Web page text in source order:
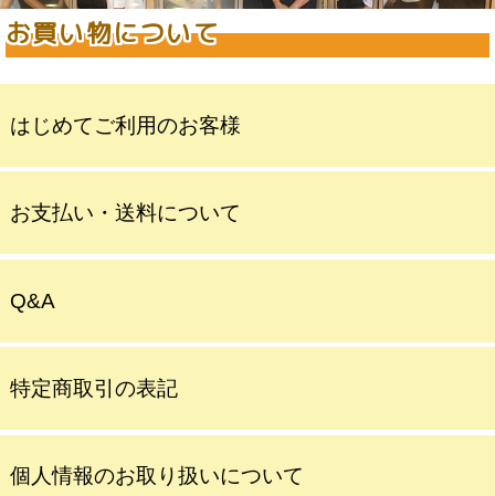
お買い物について
はじめてご利用のお客様
お支払い・送料について
Q&A
特定商取引の表記
個人情報のお取り扱いについて